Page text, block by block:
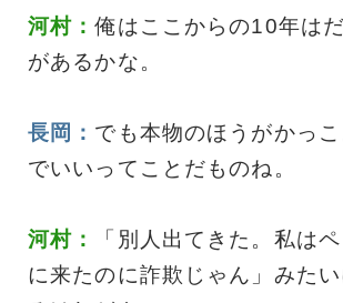
河村：俺はここからの10年は
があるかな。
長岡： でも本物のほうがかっ
でいいってことだものね。
河村：
「別人出てきた。私は
に来たのに詐欺じゃん」みた